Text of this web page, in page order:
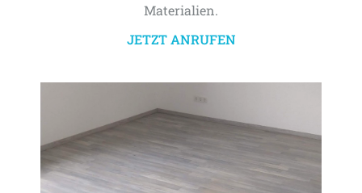
Materialien.
JETZT ANRUFEN